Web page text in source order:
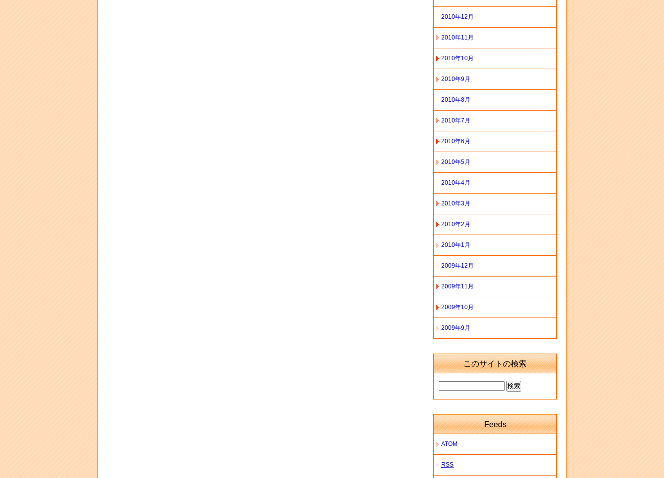
2010年12月
2010年11月
2010年10月
2010年9月
2010年8月
2010年7月
2010年6月
2010年5月
2010年4月
2010年3月
2010年2月
2010年1月
2009年12月
2009年11月
2009年10月
2009年9月
このサイトの検索
Feeds
ATOM
RSS